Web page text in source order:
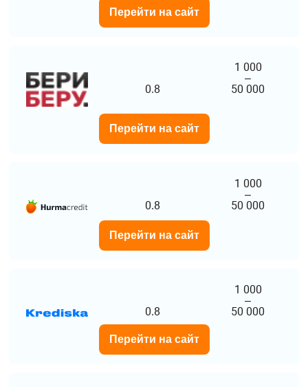
Перейти на сайт
0.8
1 000
–
50 000
Перейти на сайт
0.8
1 000
–
50 000
Перейти на сайт
0.8
1 000
–
50 000
Перейти на сайт